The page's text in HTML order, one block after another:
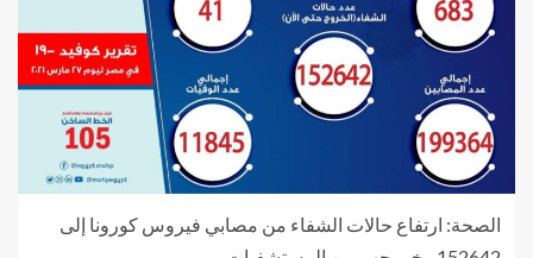
الصحة: ارتفاع حالات الشفاء من مصابي فيروس كورونا إلى